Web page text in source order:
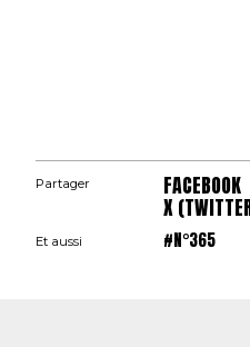
Partager FACEBOOK
X
Et aussi #N°365